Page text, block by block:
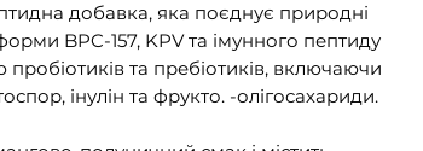
добавка, яка поєднує природні
BPC-157, KPV та імунного пептиду
та пребіотиків, включаючи
інулін та фрукто. -олігосахариди.